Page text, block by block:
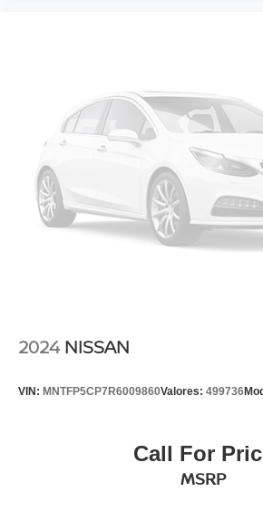
2024 NISSAN
VIN: MNTFP5CP7R6009860Valores: 499736
Call For
MSRP